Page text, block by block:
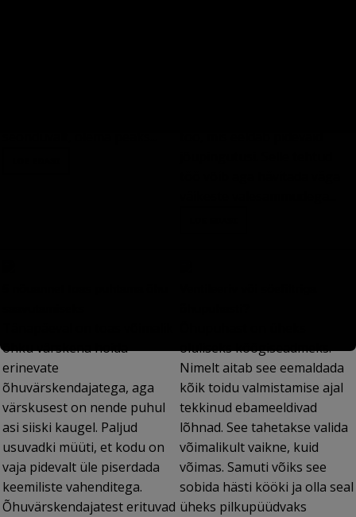
õhku värskena hoida
erinevate
õhuvärskendajatega, aga
värskusest on nende puhul
asi siiski kaugel. Paljud
usuvadki müüti, et kodu on
vaja pidevalt üle piserdada
keemiliste vahenditega.
Õhuvärskendajatest erituvad
oluliseks köögiseadmeks.
Nimelt aitab see eemaldada
kõik toidu valmistamise ajal
tekkinud ebameeldivad
lõhnad. See tahetakse valida
võimalikult vaikne, kuid
võimas. Samuti võiks see
sobida hästi kööki ja olla seal
üheks pilkupüüdvaks